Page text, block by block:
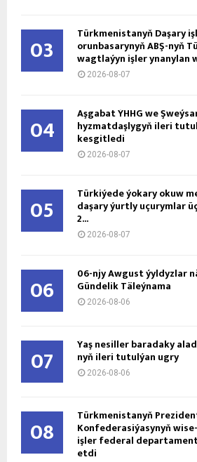
03 Türkmenistanyň Daşary
orunbasarynyň ABŞ-nyň
wagtlaýyn işler ynanylan
2026-08-07
04 Aşgabat ÝHHG we
hyzmatdaşlygyň ileri
kesgitledi
2026-08-07
05 Türkiýede ýokary okuw
daşary ýurtly uçurymlar
2...
2026-08-07
06 06-njy Awgust ýyldyzlar
Gündelik Täleýnama
2026-08-06
07 Ýaş ne­sil­ler ba­ra­da­ky
nyň ile­ri tu­tul­ýan ug­ry
2026-08-06
08 Türkmenistanyň
Konfederasiýasynyň
işler federal
etdi